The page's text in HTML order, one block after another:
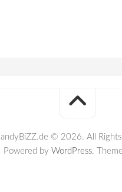
© 2026. All Rights
Powered by WordPress.